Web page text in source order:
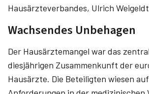
Hausärzteverbandes, Ulrich
Wachsendes Unbehagen
Der Hausärztemangel war das
diesjährigen Zusammenkunft der
Hausärzte. Die Beteiligten wiesen